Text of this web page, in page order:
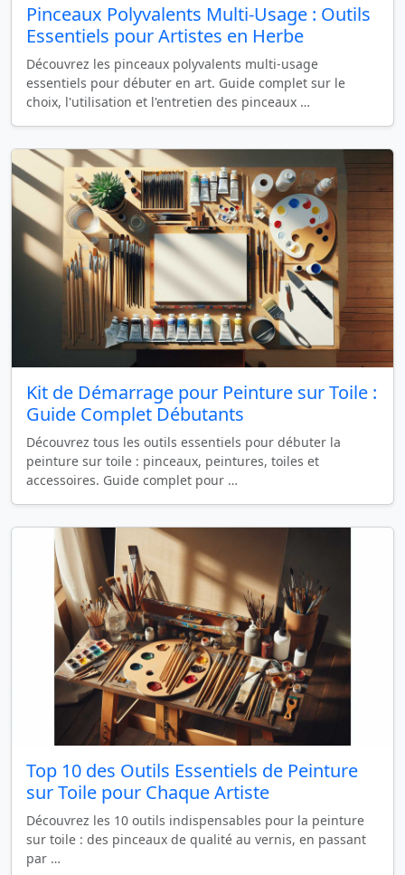
Pinceaux Polyvalents Multi-Usage : Outils
Essentiels pour Artistes en Herbe
Découvrez les pinceaux polyvalents multi-usage
essentiels pour débuter en art. Guide complet sur le
choix, l'utilisation et l'entretien des pinceaux …
Kit de Démarrage pour Peinture sur Toile :
Guide Complet Débutants
Découvrez tous les outils essentiels pour débuter la
peinture sur toile : pinceaux, peintures, toiles et
accessoires. Guide complet pour …
Top 10 des Outils Essentiels de Peinture
sur Toile pour Chaque Artiste
Découvrez les 10 outils indispensables pour la peinture
sur toile : des pinceaux de qualité au vernis, en passant
par …